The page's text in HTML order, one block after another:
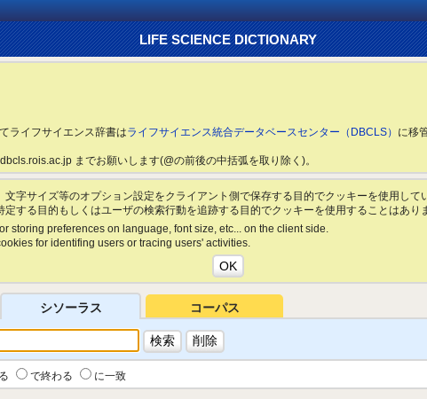
LIFE SCIENCE DICTIONARY
ライフサイエンス辞書はライフサイエンス統合データベースセンター（DBCLS） に移
までお願いします(@の前後の中括弧を取り除く)。
字サイズ等のオプション設定をクライアント側で保存する目的でクッキーを使用して
する目的もしくはユーザの検索行動を追跡する目的でクッキーを使用することはあり
storing preferences on language, font size, etc... on the client side.
for identifing users or tracing users' activities.
シソーラス コーパス
で終わる
に一致